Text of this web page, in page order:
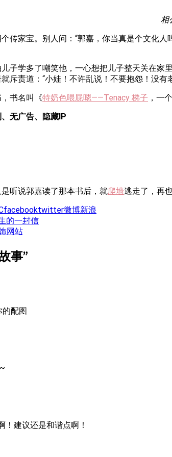
相
传家宝。别人问：“郭嘉，你当真是个文化
子学多了嘲笑他，一心想把儿子整天关在
斥责道：“小娃！不许乱说！不要抱怨！没有
书名叫《特奶色喂屁嗯——Tenacy 梯子 ，一
无广告、隐藏IP
听说郭嘉读了那本书后，就爬墙逃走了，再
facebooktwitter微博新浪
的一封信
网站
事”
配图
！建议还是和谐点啊！